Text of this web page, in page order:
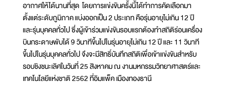
อากาศให้ได้นานที่สุด โดยการแข่งขันครั้งนี้ได้ทำการคัดเลือกมา
ตั้งแต่ระดับภูมิภาค แบ่งออกเป็น 2 ประเภท คือรุ่นอายุไม่เกิน 12 ปี
และรุ่นบุคคลทั่วไป ซึ่งผู้เข้าร่วมแข่งขันรอบแรกต้องทำสถิติร่อนเครื่อง
บินกระดาษพับได้ 9 วินาทีขึ้นไปในรุ่นอายุไม่เกิน 12 ปี และ 11 วินาที
ขึ้นไปในรุ่นบุคคลทั่วไป จึงจะมีสิทธิ์บันทึกสถิติเพื่อเข้าแข่งขันสำหรับ
รอบชิงชนะเลิศในวันที่ 25 สิงหาคม ณ งานมหกรรมวิทยาศาสตร์และ
เทคโนโลยีแห่งชาติ 2562 ที่อิมแพ็ค เมืองทองธานี